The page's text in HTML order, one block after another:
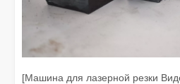
[Машина для лазерной резки